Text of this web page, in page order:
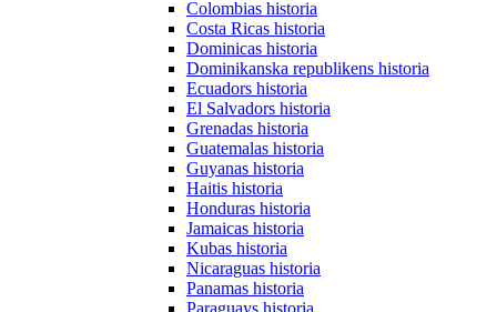
Colombias historia
Costa Ricas historia
Dominicas historia
Dominikanska republikens historia
Ecuadors historia
El Salvadors historia
Grenadas historia
Guatemalas historia
Guyanas historia
Haitis historia
Honduras historia
Jamaicas historia
Kubas historia
Nicaraguas historia
Panamas historia
Paraguays historia